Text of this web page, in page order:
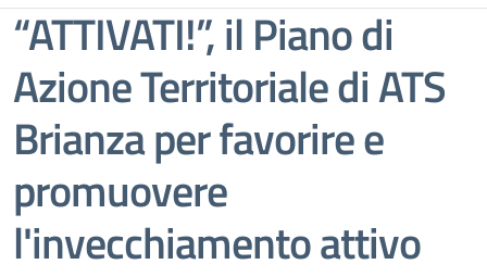
“ATTIVATI!”, il Piano di
Azione Territoriale di ATS
Brianza per favorire e
promuovere
l'invecchiamento attivo